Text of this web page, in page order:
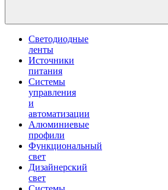
Светодиодные
ленты
Источники
питания
Системы
управления
и
автоматизации
Алюминиевые
профили
Функциональный
свет
Дизайнерский
свет